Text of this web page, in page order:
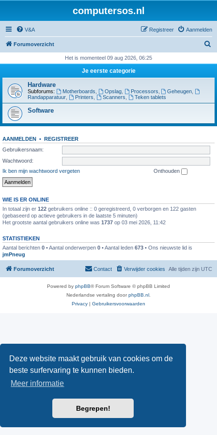
Deze website maakt gebruik van cookies om de
beste surfervaring te kunnen bieden.
Meer informatie
Begrepen!
computersos.nl
V&A Aanmelden
Registreer
Forumoverzicht
k
Het is momenteel 09 aug 2026, 06:25
Je eerste categorie
Hardware
Subforums: Motherboards Opslag, Processors Geheugen
Randapparatuur
Printers Scanners Teken tablets
Software
AANMELDEN • REGISTREER
Gebruikersnaam:
Wachtwoord:
Ik ben mijn wachtwoord vergeten
Onthouden
WIE IS ER ONLINE
In totaal zijn er 122 gebruikers online :: 0 geregistreerd, 0 verborgen en 122 gasten
(gebaseerd op actieve gebruikers in de laatste 5 minuten)
Het grootste aantal gebruikers online was 1737 op 03 mei 2026, 11:42
STATISTIEKEN
Aantal berichten 0 • Aantal onderwerpen 0 • Aantal leden 673 • Ons nieuwste lid is
jmPneug
Forumoverzicht Alle tijden zijn UTC
Verwijder cookies
Contact
Powered by phpBB® Forum Software © phpBB Limited
Nederlandse vertaling doorphpBB.nl
Privacy | Gebruikersvoorwaarden